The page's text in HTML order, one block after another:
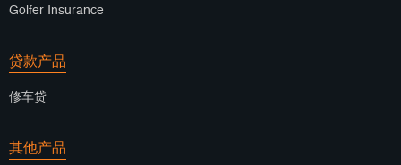
Golfer Insurance
贷款产品
修车贷
其他产品